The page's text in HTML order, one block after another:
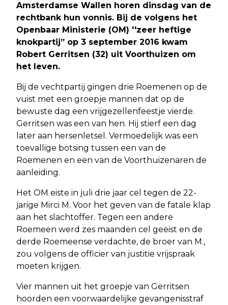
Amsterdamse Wallen horen dinsdag van de
rechtbank hun vonnis. Bij de volgens het
Openbaar Ministerie (OM) ''zeer heftige
knokpartij” op 3 september 2016 kwam
Robert Gerritsen (32) uit Voorthuizen om
het leven.
Bij de vechtpartij gingen drie Roemenen op de
vuist met een groepje mannen dat op de
bewuste dag een vrijgezellenfeestje vierde.
Gerritsen was een van hen. Hij stierf een dag
later aan hersenletsel. Vermoedelijk was een
toevallige botsing tussen een van de
Roemenen en een van de Voorthuizenaren de
aanleiding.
Het OM eiste in juli drie jaar cel tegen de 22-
jarige Mirci M. Voor het geven van de fatale klap
aan het slachtoffer. Tegen een andere
Roemeen werd zes maanden cel geëist en de
derde Roemeense verdachte, de broer van M.,
zou volgens de officier van justitie vrijspraak
moeten krijgen.
Vier mannen uit het groepje van Gerritsen
hoorden een voorwaardelijke gevangenisstraf